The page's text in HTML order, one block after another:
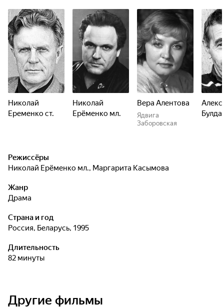
Николай
Еременко ст.
Николай
Ерёменко мл.
Вера Алентова
Ядвига
Заборовская
Режиссёры
Николай Ерёменко мл., Маргарита Касымова
Жанр
драма
Страна и год
Россия, Беларусь, 1995
Длительность
82 минуты
Другие фильмы